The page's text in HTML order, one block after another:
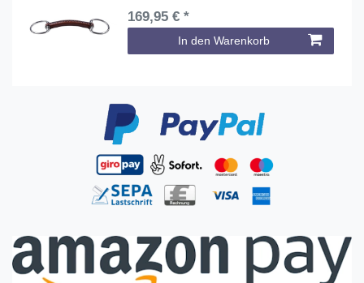
169,95 € *
In den Warenkorb